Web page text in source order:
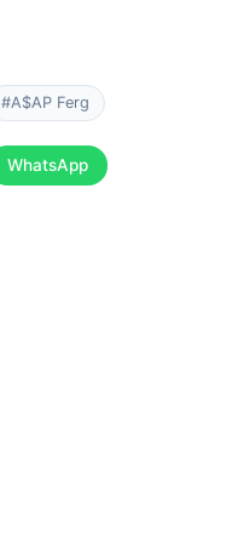
#A$AP Ferg
WhatsApp